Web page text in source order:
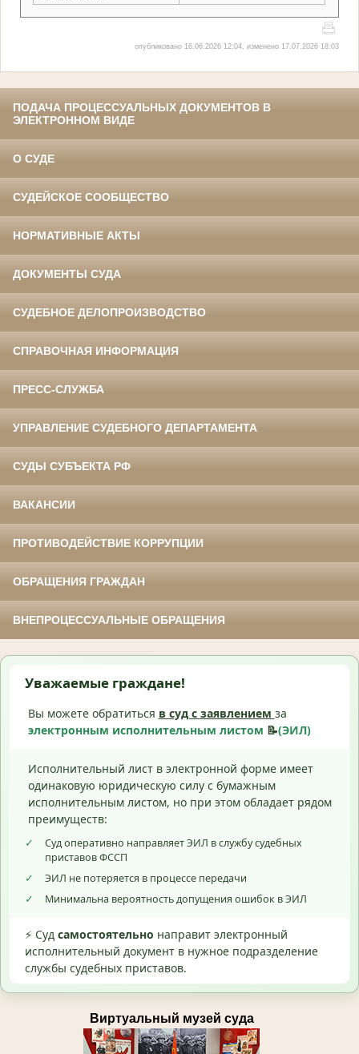
опубликовано 16.06.2026 12:04, изменено 17.07.2026 18:03
ПОДАЧА ПРОЦЕССУАЛЬНЫХ ДОКУМЕНТОВ В
ЭЛЕКТРОННОМ ВИДЕ
О СУДЕ
СУДЕЙСКОЕ СООБЩЕСТВО
НОРМАТИВНЫЕ АКТЫ
ДОКУМЕНТЫ СУДА
СУДЕБНОЕ ДЕЛОПРОИЗВОДСТВО
СПРАВОЧНАЯ ИНФОРМАЦИЯ
ПРЕСС-СЛУЖБА
УПРАВЛЕНИЕ СУДЕБНОГО ДЕПАРТАМЕНТА
СУДЫ СУБЪЕКТА РФ
ВАКАНСИИ
ПРОТИВОДЕЙСТВИЕ КОРРУПЦИИ
ОБРАЩЕНИЯ ГРАЖДАН
ВНЕПРОЦЕССУАЛЬНЫЕ ОБРАЩЕНИЯ
Уважаемые граждане!
Вы можете обратиться в суд с заявлением за
электронным исполнительным листом 📝(ЭИЛ)
Исполнительный лист в электронной форме имеет
одинаковую юридическую силу с бумажным
исполнительным листом, но при этом обладает рядом
преимуществ:
✓
Суд оперативно направляет ЭИЛ в службу судебных
приставов ФССП
✓
ЭИЛ не потеряется в процессе передачи
✓
Минимальна вероятность допущения ошибок в ЭИЛ
⚡ Суд самостоятельно направит электронный
исполнительный документ в нужное подразделение
службы судебных приставов.
Виртуальный музей суда